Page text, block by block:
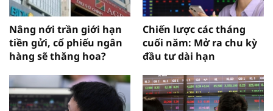
Nâng nới trần giới hạn
tiền gửi, cổ phiếu ngân
hàng sẽ thăng hoa?
Chiến lược các tháng
cuối năm: Mở ra chu kỳ
đầu tư dài hạn